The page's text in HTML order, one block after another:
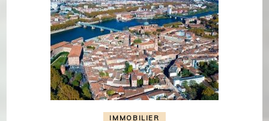
IMMOBILIER